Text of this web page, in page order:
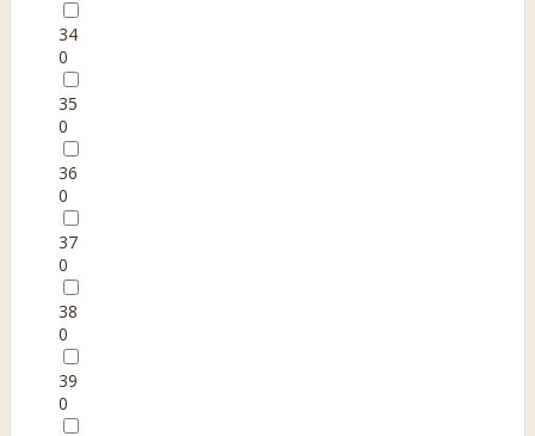
34
0
35
0
36
0
37
0
38
0
39
0